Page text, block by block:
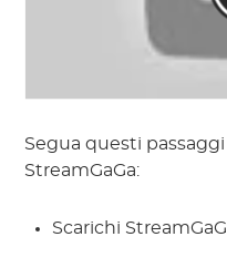
Segua questi
StreamGaGa:
Scarichi